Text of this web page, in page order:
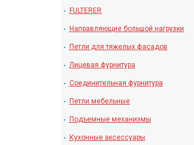
FULTERER
Направляющие большой нагрузки
Петли для тяжелых фасадов
Лицевая фурнитура
Соединительная фурнитура
Петли мебельные
Подъемные механизмы
Кухонные аксессуары